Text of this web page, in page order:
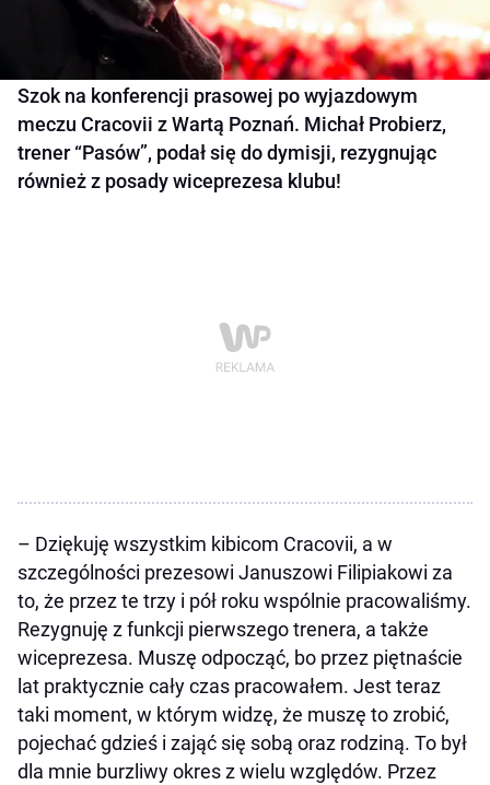
Szok na konferencji prasowej po wyjazdowym
meczu Cracovii z Wartą Poznań. Michał Probierz,
trener “Pasów”, podał się do dymisji, rezygnując
również z posady wiceprezesa klubu!
– Dziękuję wszystkim kibicom Cracovii, a w
szczególności prezesowi Januszowi Filipiakowi za
to, że przez te trzy i pół roku wspólnie pracowaliśmy.
Rezygnuję z funkcji pierwszego trenera, a także
wiceprezesa. Muszę odpocząć, bo przez piętnaście
lat praktycznie cały czas pracowałem. Jest teraz
taki moment, w którym widzę, że muszę to zrobić,
pojechać gdzieś i zająć się sobą oraz rodziną. To był
dla mnie burzliwy okres z wielu względów. Przez